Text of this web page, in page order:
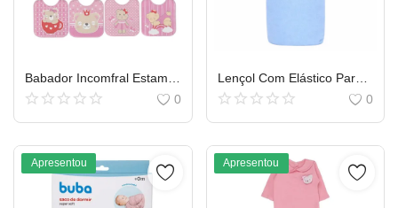
0
Lençol Com Elástico Para Berço Americano Menino Vivaldi Baby 15158
0
Apresentou Apresentou